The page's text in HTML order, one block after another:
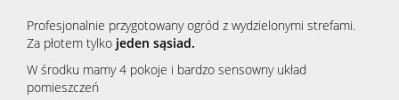
Profesjonalnie przygotowany ogród z wydzielonymi strefami.
Za płotem tylko jeden sąsiad.
W środku mamy 4 pokoje i bardzo sensowny układ
pomieszczeń